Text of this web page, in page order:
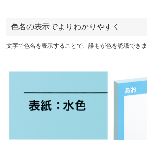
色名の表示でよりわかりやすく
文字で色名を表示することで、誰もが色を認識できま